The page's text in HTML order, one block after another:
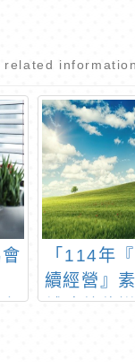
related information
劇
「114年
續經營』
輔助數位
資精進計